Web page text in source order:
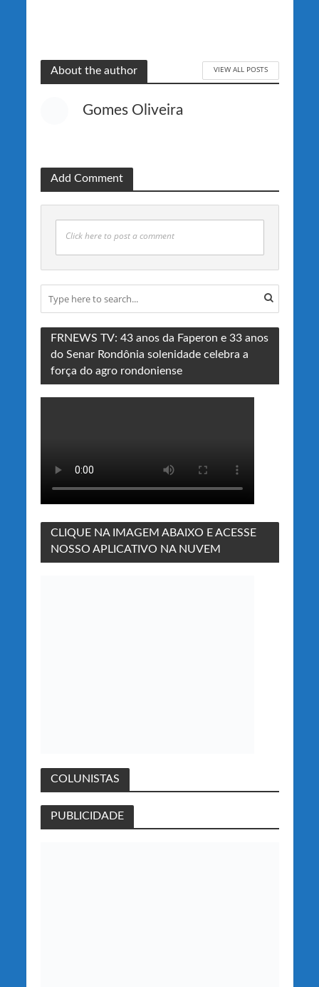
About the author VIEW ALL POSTS
Gomes Oliveira
Add Comment
Click here to post a comment
FRNEWS TV: 43 anos da Faperon e 33 anos
do Senar Rondônia solenidade celebra a
força do agro rondoniense
CLIQUE NA IMAGEM ABAIXO E ACESSE
NOSSO APLICATIVO NA NUVEM
COLUNISTAS
PUBLICIDADE